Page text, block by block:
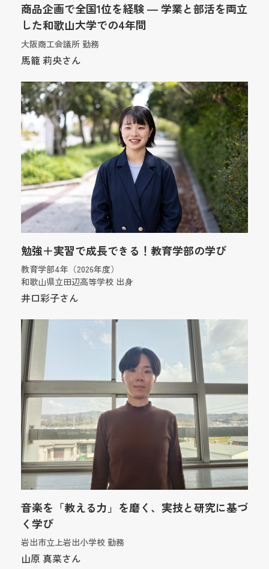
商品企画で全国1位を経験 ― 学業と部活を両立
した和歌山大学での4年間
大阪商工会議所 勤務
馬籠 莉央さん
勉強＋実習で成長できる！教育学部の学び
教育学部4年（2026年度）
和歌山県立田辺高等学校 出身
井口彩子さん
音楽を「教える力」を磨く、実技と研究に基づ
く学び
岩出市立上岩出小学校 勤務
山原 真菜さん